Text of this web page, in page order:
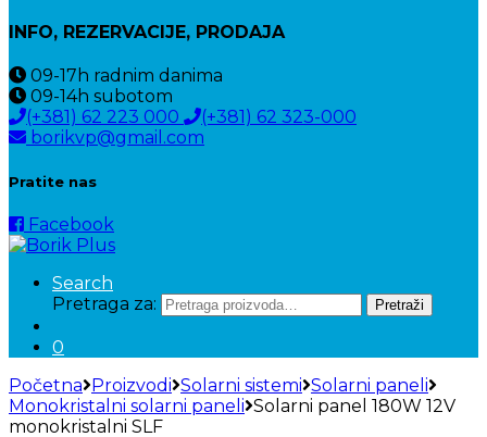
INFO, REZERVACIJE, PRODAJA
09-17h radnim danima
09-14h subotom
(+381) 62 223 000
(+381) 62 323-000
borikvp@gmail.com
Pratite nas
Facebook
Search
Pretraga za:
Pretraži
0
Početna Proizvodi Solarni sistemi Solarni paneli
Monokristalni solarni paneli Solarni panel 180W 12V
monokristalni SLF